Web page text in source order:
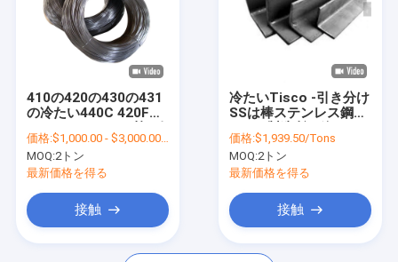
冷間圧延されたステンレス鋼 シート
つや出しのステンレス鋼の版
ステンレス鋼のコイル
ステンレス鋼のストリップ
SS鋼管
410の420の430の431
の冷たい440C 420F
き分けSSはワイヤーは
ねる
価格:$1,000.00 - $3,000.00/Tons
MOQ:2トン
最新価格を得る
接触
冷たいTisco -引き分け
SSは棒ステンレス鋼の
を曲げる
価格:$1,939.50/Tons
MOQ:2トン
最新価格を得る
接触